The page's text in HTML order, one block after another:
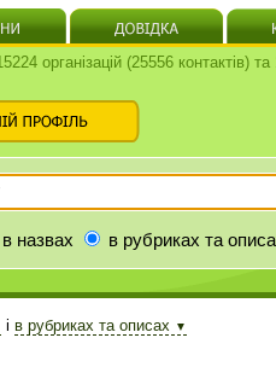
організацій (25556 контактів)
в назвах в рубриках та
і в рубриках та описах ▼